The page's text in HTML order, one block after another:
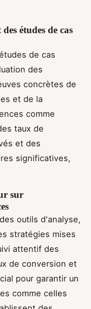
études de cas
de cas
des
concrètes de
et de la
comme
taux de
et des
significatives,
sur
outils d'analyse,
stratégies mises
attentif des
de conversion et
pour garantir un
comme celles